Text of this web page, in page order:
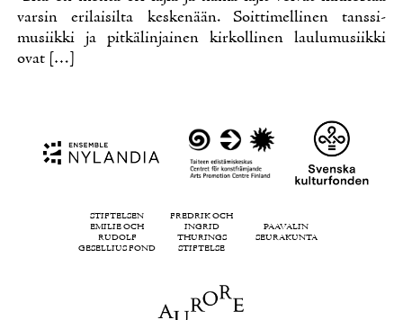
var­sin eri­lai­sil­ta kes­ke­nään. Soit­ti­mel­li­nen tans­si­
musiik­ki ja pit­kä­lin­jai­nen kir­kol­li­nen lau­lu­musiik­ki
ovat […]
STIFTELSEN
EMILIE OCH
RUDOLF
GESELLIUS FOND
FREDRIK OCH
INGRID
THURINGS
STIFTELSE
PAAVALIN
SEURAKUNTA